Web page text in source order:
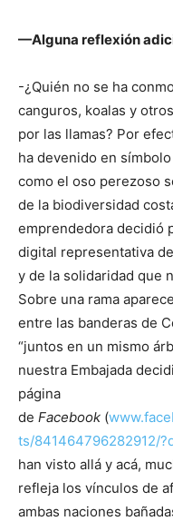
—Alguna reflexión
-¿Quién no se ha
canguros, koalas y
por las llamas? Por
ha devenido en
como el oso perezoso
de la biodiversidad
emprendedora decidió
digital representativa
y de la solidaridad que
Sobre una rama
entre las banderas de
“juntos en un mismo
nuestra Embajada
página
de Facebook (
ts/841464796282912/
han visto allá y acá,
refleja los vínculos de
ambas naciones